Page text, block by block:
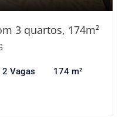
3 quartos, 174m²
2 Vagas 174 m²